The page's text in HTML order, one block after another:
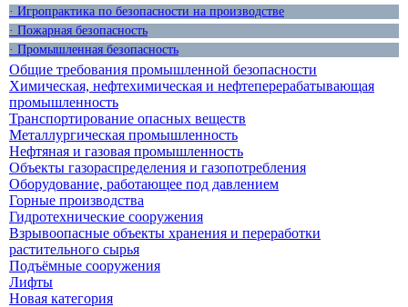
· Игропрактика по безопасности на производстве
· Пожарная безопасность
· Промышленная безопасность
Общие требования промышленной безопасности
Химическая, нефтехимическая и нефтеперерабатывающая
промышленность
Транспортирование опасных веществ
Металлургическая промышленность
Нефтяная и газовая промышленность
Объекты газораспределения и газопотребления
Оборудование, работающее под давлением
Горные производства
Гидротехнические сооружения
Взрывоопасные объекты хранения и переработки
растительного сырья
Подъёмные сооружения
Лифты
Новая категория